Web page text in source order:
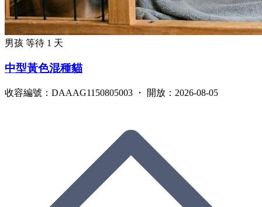
男孩 等待 1 天
中型黃色混種貓
收容編號：DAAAG1150805003 ・ 開放：2026-08-05